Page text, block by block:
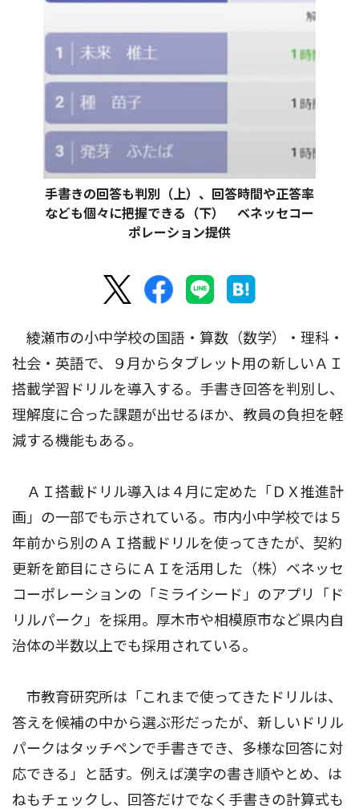
手書きの回答も判別（上）、回答時間や正答率
なども個々に把握できる（下） ベネッセコー
ポレーション提供
綾瀬市の小中学校の国語・算数（数学）・理科・
社会・英語で、９月からタブレット用の新しいＡＩ
搭載学習ドリルを導入する。手書き回答を判別し、
理解度に合った課題が出せるほか、教員の負担を軽
減する機能もある。
ＡＩ搭載ドリル導入は４月に定めた「ＤＸ推進計
画」の一部でも示されている。市内小中学校では５
年前から別のＡＩ搭載ドリルを使ってきたが、契約
更新を節目にさらにＡＩを活用した（株）ベネッセ
コーポレーションの「ミライシード」のアプリ「ド
リルパーク」を採用。厚木市や相模原市など県内自
治体の半数以上でも採用されている。
市教育研究所は「これまで使ってきたドリルは、
答えを候補の中から選ぶ形だったが、新しいドリル
パークはタッチペンで手書きでき、多様な回答に対
応できる」と話す。例えば漢字の書き順やとめ、は
ねもチェックし、回答だけでなく手書きの計算式も